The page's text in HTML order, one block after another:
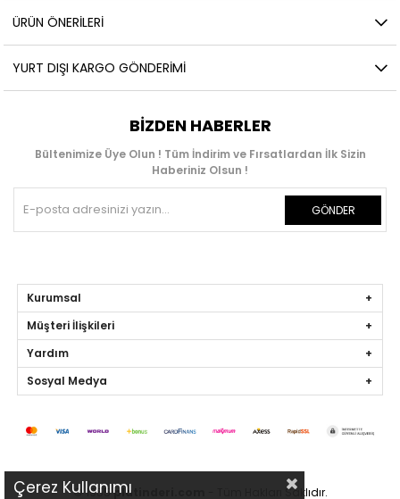
ÜRÜN ÖNERILERI
YURT DIŞI KARGO GÖNDERIMI
BIZDEN HABERLER
Bültenimize Üye Olun ! Tüm İndirim ve Fırsatlardan İlk Sizin
Haberiniz Olsun !
GÖNDER
Kurumsal
Müşteri İlişkileri
Yardım
Sosyal Medya
© 1955platinderi.com - Tüm Hakları Saklıdır.
Çerez Kullanımı